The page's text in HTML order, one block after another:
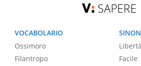
SAPERE
VOCABOLARIO
Ossimoro
Filantropo
Libertà
Facile